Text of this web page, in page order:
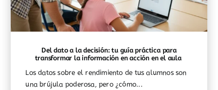
Del dato a la decisión: tu guía práctica para
transformar la información en acción en el aula
Los datos sobre el rendimiento de tus alumnos son
una brújula poderosa, pero ¿cómo...